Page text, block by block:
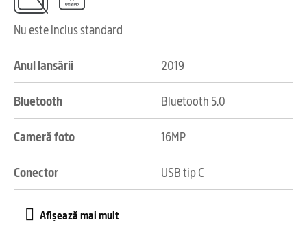
Nu este inclus standard
Anul lansării 2019
Bluetooth Bluetooth 5.0
Cameră foto 16MP
Conector USB tip C